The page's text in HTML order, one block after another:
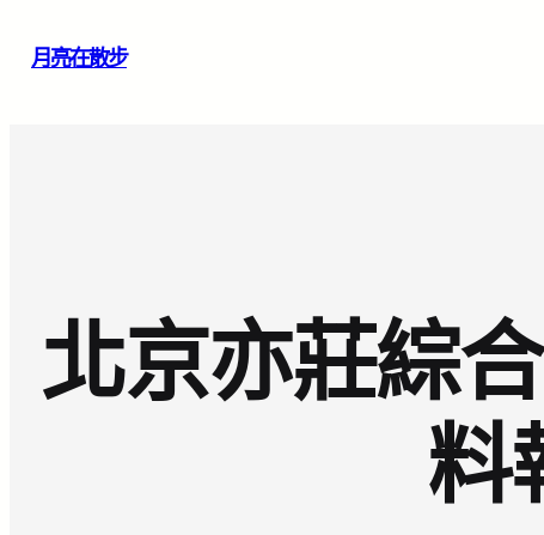
月亮在散步
北京亦莊綜
料